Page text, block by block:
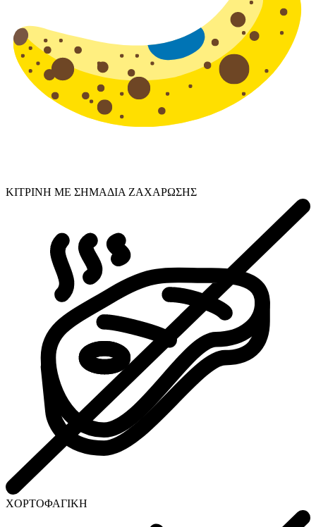
ΚΙΤΡΙΝΗ ΜΕ ΣΗΜΑΔΙΑ ΖΑΧΑΡΩΣΗΣ
ΧΟΡΤΟΦΑΓΙΚΗ